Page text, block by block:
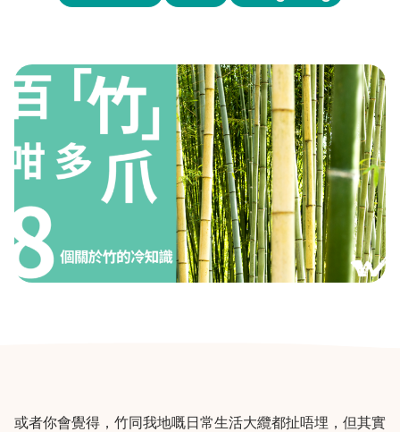
或者你會覺得，竹同我地嘅日常生活大纜都扯唔埋，但其實